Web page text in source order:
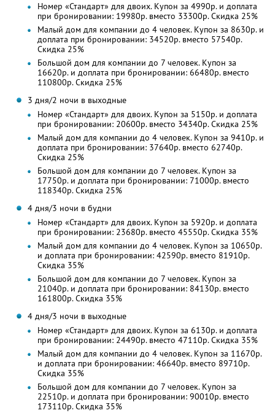
Номер «Стандарт» для двоих. Купон за 4990р. и доплата
при бронировании: 19980р. вместо 33300р. Скидка 25%
Малый дом для компании до 4 человек. Купон за 8630р. и
доплата при бронировании: 34520р. вместо 57540р.
Скидка 25%
Большой дом для компании до 7 человек. Купон за
16620р. и доплата при бронировании: 66480р. вместо
110800р. Скидка 25%
3 дня/2 ночи в выходные
Номер «Стандарт» для двоих. Купон за 5150р. и доплата
при бронировании: 20600р. вместо 34340р. Скидка 25%
Малый дом для компании до 4 человек. Купон за 9410р. и
доплата при бронировании: 37640р. вместо 62740р.
Скидка 25%
Большой дом для компании до 7 человек. Купон за
17750р. и доплата при бронировании: 71000р. вместо
118340р. Скидка 25%
4 дня/3 ночи в будни
Номер «Стандарт» для двоих. Купон за 5920р. и доплата
при бронировании: 23680р. вместо 45550р. Скидка 35%
Малый дом для компании до 4 человек. Купон за 10650р.
и доплата при бронировании: 42590р. вместо 81910р.
Скидка 35%
Большой дом для компании до 7 человек. Купон за
21040р. и доплата при бронировании: 84130р. вместо
161800р. Скидка 35%
4 дня/3 ночи в выходные
Номер «Стандарт» для двоих. Купон за 6130р. и доплата
при бронировании: 24490р. вместо 47110р. Скидка 35%
Малый дом для компании до 4 человек. Купон за 11670р.
и доплата при бронировании: 46640р. вместо 89710р.
Скидка 35%
Большой дом для компании до 7 человек. Купон за
22510р. и доплата при бронировании: 90010р. вместо
173110р. Скидка 35%